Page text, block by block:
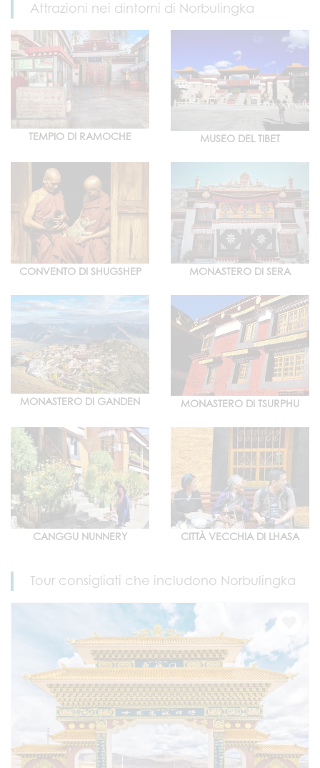
Attrazioni nei dintorni di Norbulingka
TEMPIO DI RAMOCHE MUSEO DEL TIBET
CONVENTO DI SHUGSHEP MONASTERO DI SERA
MONASTERO DI GANDEN MONASTERO DI TSURPHU
CANGGU NUNNERY CITTÀ VECCHIA DI LHASA
Tour consigliati che includono Norbulingka